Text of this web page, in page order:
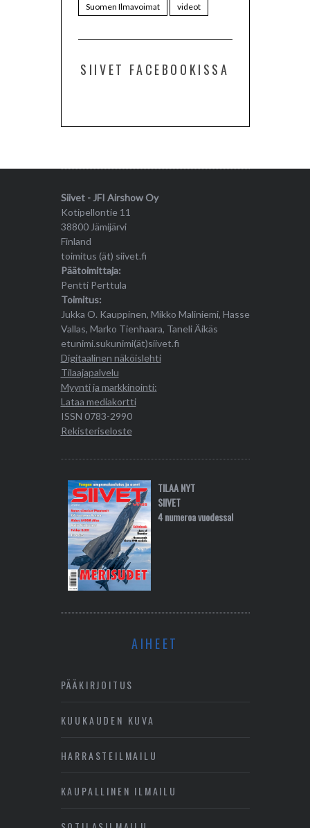
Suomen Ilmavoimat
videot
SIIVET FACEBOOKISSA
Siivet - JFI Airshow Oy
Kotipellontie 11
38800 Jämijärvi
Finland
toimitus (ät) siivet.fi
Päätoimittaja:
Pentti Perttula
Toimitus:
Jukka O. Kauppinen, Mikko Maliniemi, Hasse
Vallas, Marko Tienhaara, Taneli Äikäs
etunimi.sukunimi(ät)siivet.fi
Digitaalinen näköislehti
Tilaajapalvelu
Myynti ja markkinointi:
Lataa mediakortti
ISSN 0783-2990
Rekisteriseloste
TILAA NYT
SIIVET
4 numeroa vuodessa!
AIHEET
PÄÄKIRJOITUS
KUUKAUDEN KUVA
HARRASTEILMAILU
KAUPALLINEN ILMAILU